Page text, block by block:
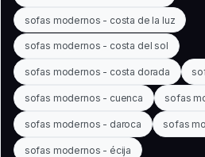
sofas modernos - costa de la luz
sofas modernos - costa del sol
sofas modernos - costa dorada
sofas modernos - cuenca sofas
sofas modernos - daroca sofas
sofas modernos - écija